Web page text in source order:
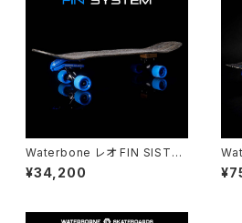
Waterbone レオ FIN SISTE
M コンプリート
¥34,200
ート